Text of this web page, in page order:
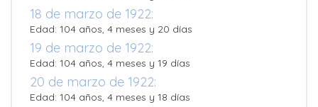
18 de marzo de 1922:
Edad: 104 años, 4 meses y 20 días
19 de marzo de 1922:
Edad: 104 años, 4 meses y 19 días
20 de marzo de 1922:
Edad: 104 años, 4 meses y 18 días